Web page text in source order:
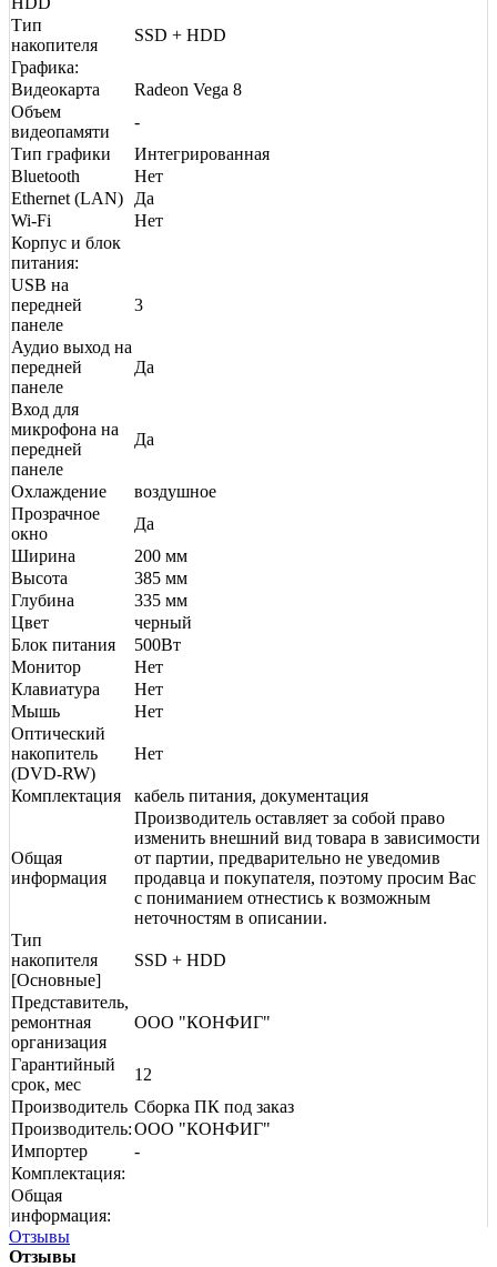
Тип
накопителя
SSD + HDD
Графика:
Видеокарта
Radeon Vega 8
Объем
видеопамяти
-
Тип графики
Интегрированная
Bluetooth
Нет
Ethernet (LAN)
Да
Wi-Fi
Нет
Корпус и блок
питания:
USB на
передней
панеле
3
Аудио выход на
передней
панеле
Да
Вход для
микрофона на
передней
панеле
Да
Охлаждение
воздушное
Прозрачное
окно
Да
Ширина
200 мм
Высота
385 мм
Глубина
335 мм
Цвет
черный
Блок питания
500Вт
Монитор
Нет
Клавиатура
Нет
Мышь
Нет
Оптический
накопитель
(DVD-RW)
Нет
Комплектация кабель питания, документация
Общая
информация
Производитель оставляет за собой право
изменить внешний вид товара в зависимости
от партии, предварительно не уведомив
продавца и покупателя, поэтому просим Вас
с пониманием отнестись к возможным
неточностям в описании.
Тип
накопителя
[Основные]
SSD + HDD
Представитель,
ремонтная
организация
ООО "КОНФИГ"
Гарантийный
срок, мес
12
Производитель Сборка ПК под заказ
Производитель:ООО "КОНФИГ"
Импортер
-
Комплектация:
Общая
информация:
Отзывы
Отзывы